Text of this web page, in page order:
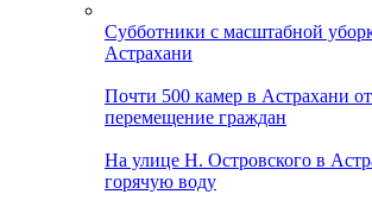
Субботники с масштабной
Астрахани
Почти 500 камер в Астрахани
перемещение граждан
На улице Н. Островского в
горячую воду